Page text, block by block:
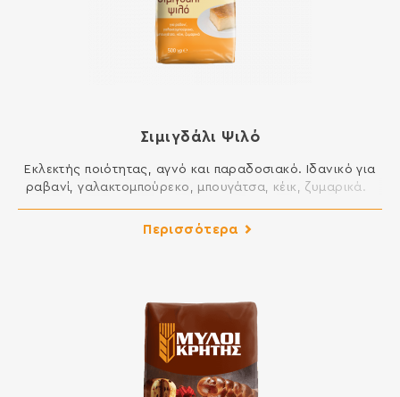
Σιμιγδάλι Ψιλό
Εκλεκτής ποιότητας, αγνό και παραδοσιακό. Ιδανικό για
ραβανί, γαλακτομπούρεκο, μπουγάτσα, κέικ, ζυμαρικά.
να περιέχει ίχνη γάλακτος, αυγού, λούπινου και σόγιας.
Περισσότερα